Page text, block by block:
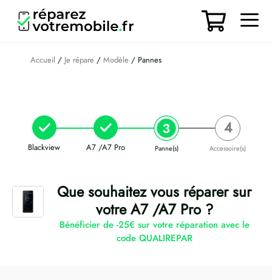
contenu
Accueil / Je répare / Modèle / Pannes
Blackview A7 /A7 Pro Panne(s) Accessoire(s)
Que souhaitez vous réparer sur
votre A7 /A7 Pro ?
Bénéficier de -25€ sur votre réparation avec le
code QUALIREPAR